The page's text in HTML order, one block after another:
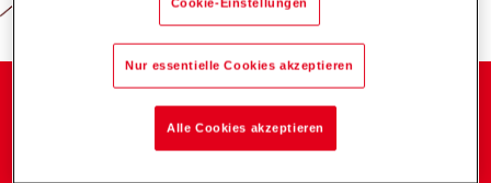
Cookie-Einstellungen
Nur essentielle Cookies akzeptieren
Alle Cookies akzeptieren